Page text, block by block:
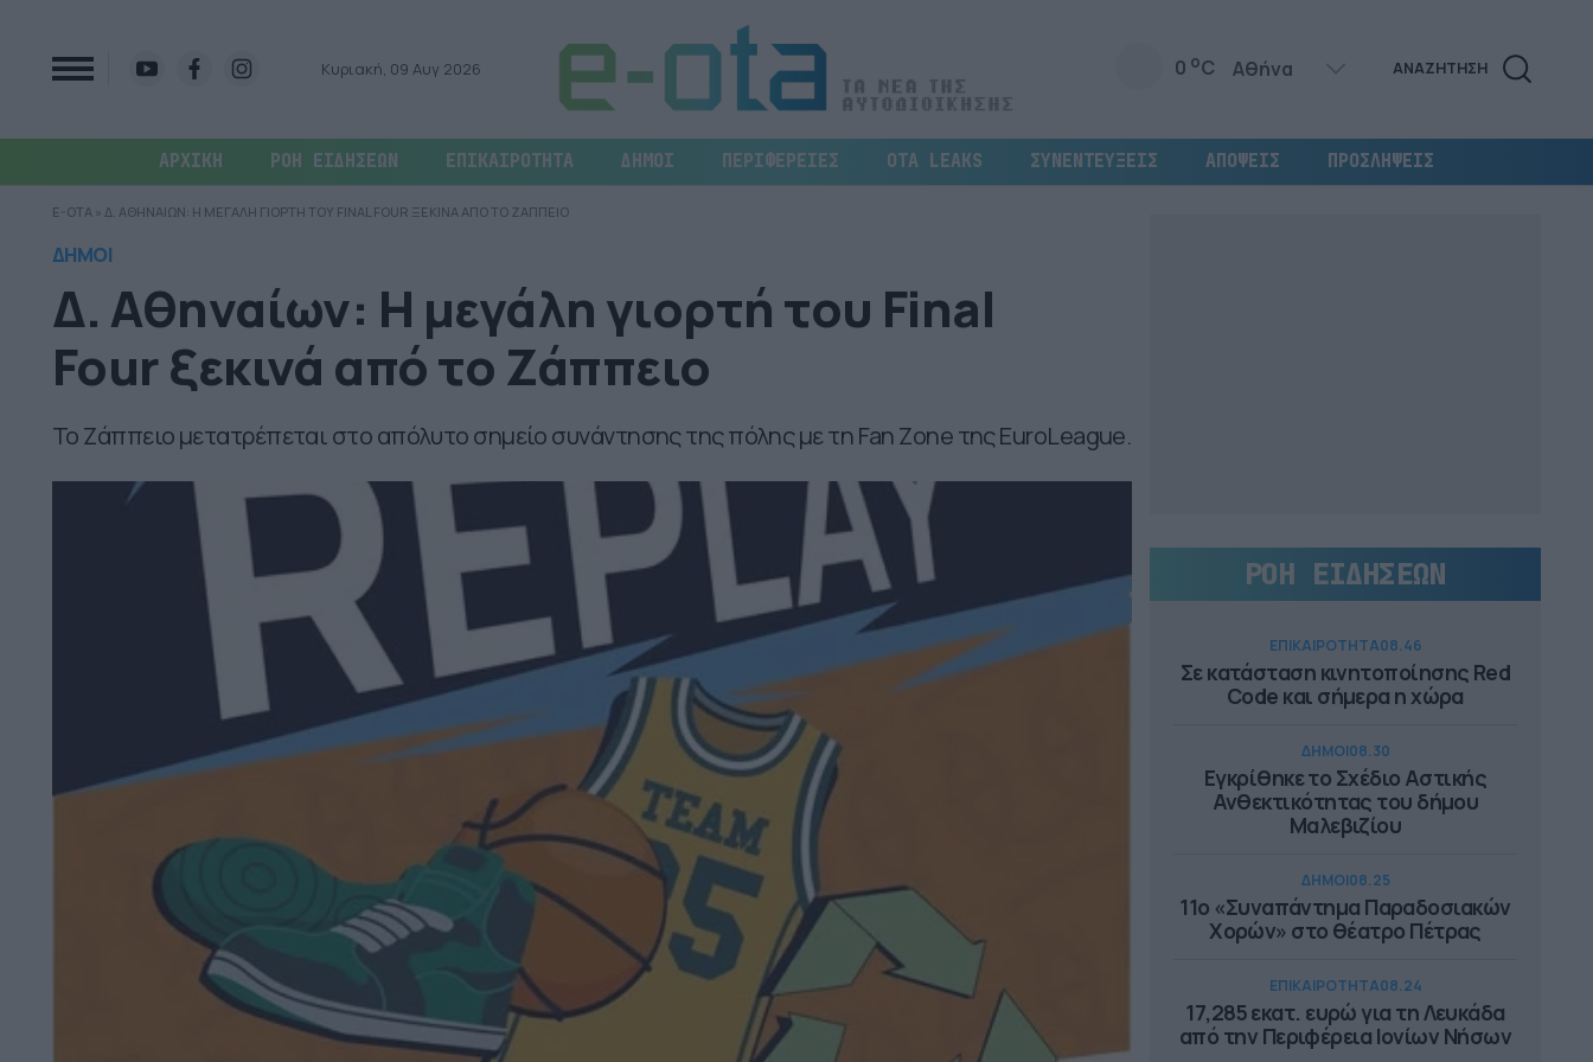
Κυριακή, 09 Αυγ 2026 0 oC ΑΝΑΖΗΤΗΣΗ
ΑΡΧΙΚΗ ΡΟΗ ΕΙΔΗΣΕΩΝ ΕΠΙΚΑΙΡΟΤΗΤΑ ΔΗΜΟΙ ΠΕΡΙΦΕΡΕΙΕΣ OTA LEAKS ΣΥΝΕΝΤΕΥΞΕΙΣ ΑΠΟΨΕΙΣ ΠΡΟΣΛΗΨΕΙΣ
E-OTA » Δ. ΑΘΗΝΑΙΩΝ: Η ΜΕΓΑΛΗ ΓΙΟΡΤΗ ΤΟΥ FINAL FOUR ΞΕΚΙΝΑ ΑΠΟ ΤΟ ΖΑΠΠΕΙΟ
ΔΗΜΟΙ
Δ. Αθηναίων: Η μεγάλη γιορτή του Final
Four ξεκινά από το Ζάππειο
Το Ζάππειο μετατρέπεται στο απόλυτο σημείο συνάντησης της πόλης με τη Fan Zone της EuroLeague.
ΡΟΗ ΕΙΔΗΣΕΩΝ
ΕΠΙΚΑΙΡΟΤΗΤΑ08.46
Σε κατάσταση κινητοποίησης Red
Code και σήμερα η χώρα
ΔΗΜΟΙ08.30
Εγκρίθηκε το Σχέδιο Αστικής
Ανθεκτικότητας του δήμου
Μαλεβιζίου
ΔΗΜΟΙ08.25
11ο «Συναπάντημα Παραδοσιακών
Χορών» στο θέατρο Πέτρας
ΕΠΙΚΑΙΡΟΤΗΤΑ08.24
17,285 εκατ. ευρώ για τη Λευκάδα
από την Περιφέρεια Ιονίων Νήσων